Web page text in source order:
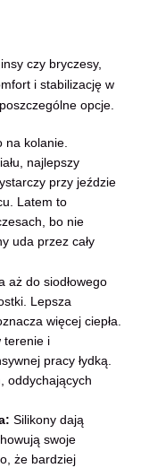
czy bryczesy,
i stabilizację w
opcje.
na kolanie.
najlepszy
przy jeździe
Latem to
bo nie
uda przez cały
aż do siodłowego
Lepsza
więcej ciepła.
terenie i
pracy łydką.
oddychających
Silikony dają
swoje
że bardziej